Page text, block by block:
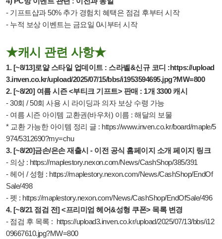
- 기프트샵과 50% 추가 경험치 혜택은 점검 후부터 시작
- 누적 보상 이벤트는 금요일 0시부터 시작
★캐시 관련 사항★
1. [~8/13]로얄 스타일 업데이트 : 스라벨&신규 코디 :https://upload
3.inven.co.kr/upload/2025/07/15/bbs/i1953594695.jpg?MW=800
2. [~8/20] 여름 시즌 <부티크 기프트> 판매 : 1개 3300 캐시
- 30회 / 50회 사용 시 라이딩과 의자 보상 수령 가능
- 여름 시즌 아이템 교환권(바우처) 이름 : 해달의 보물
* 교환 가능한 아이템 정리 글 : https://www.inven.co.kr/board/maple/5
974/5312690?my=chu
3. [~8/20]금손/은손 재출시 - 이전 공식 홈페이지 소개 페이지 링크
- 의상 : https://maplestory.nexon.com/News/CashShop/385/391
- 헤어 / 성형 : https://maplestory.nexon.com/News/CashShop/EndOf
Sale/498
- 펫 : https://maplestory.nexon.com/News/CashShop/EndOfSale/496
4. [~8/21 점검 전] <프리미엄 헤어&성형 쿠폰> 목록 변경
- 점검 후 목록 : https://upload3.inven.co.kr/upload/2025/07/13/bbs/i12
09667610.jpg?MW=800